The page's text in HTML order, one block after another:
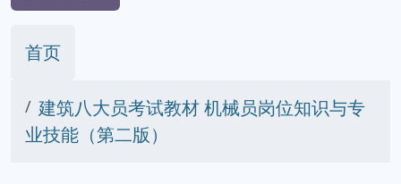
首页
建筑八大员考试教材 机械员岗位知识与专
业技能（第二版）